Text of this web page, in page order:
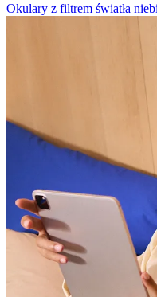
Okulary z filtrem światła